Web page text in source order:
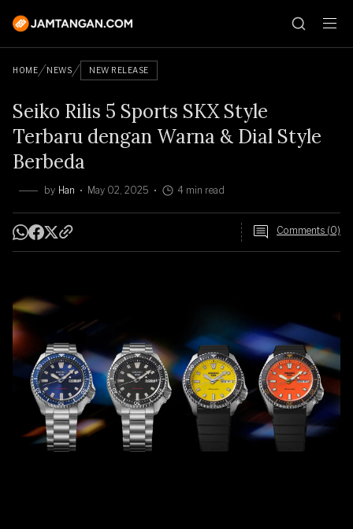
HOME NEWS NEW RELEASE
Seiko Rilis 5 Sports SKX Style
Terbaru dengan Warna & Dial Style
Berbeda
by Han May 02, 2025 4 min read
Comments (0)